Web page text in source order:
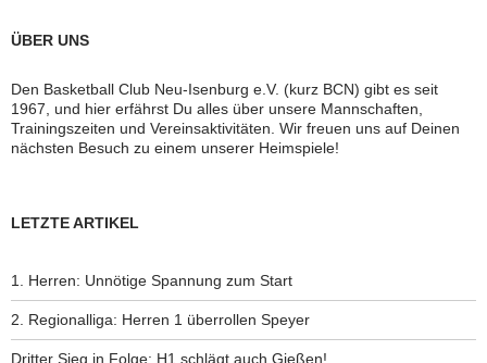
ÜBER UNS
Den Basketball Club Neu-Isenburg e.V. (kurz BCN) gibt es seit
1967, und hier erfährst Du alles über unsere Mannschaften,
Trainingszeiten und Vereinsaktivitäten. Wir freuen uns auf Deinen
nächsten Besuch zu einem unserer Heimspiele!
LETZTE ARTIKEL
1. Herren: Unnötige Spannung zum Start
2. Regionalliga: Herren 1 überrollen Speyer
Dritter Sieg in Folge: H1 schlägt auch Gießen!